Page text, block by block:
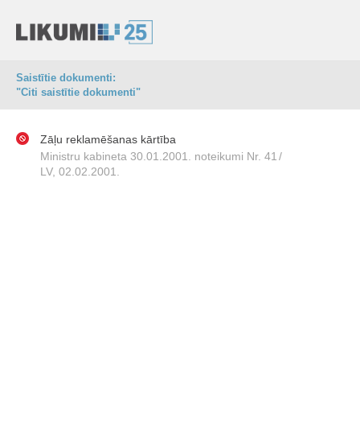
Saistītie dokumenti:
"Citi saistītie dokumenti"
Zāļu reklamēšanas kārtība
Ministru kabineta 30.01.2001. noteikumi Nr. 41 /
LV, 02.02.2001.